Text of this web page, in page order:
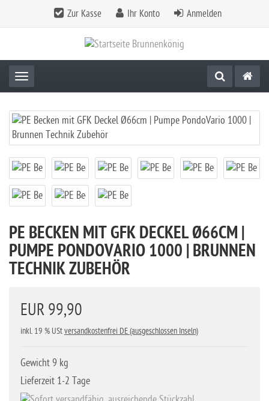
Zur Kasse Ihr Konto Anmelden
Toggle navigation
PE BECKEN MIT GFK DECKEL Ø66CM |
PUMPE PONDOVARIO 1000 | BRUNNEN
TECHNIK ZUBEHÖR
EUR 99,90
inkl. 19 % UStversandkostenfrei DE (ausgeschlossen Inseln)
Gewicht 9 kg
Lieferzeit 1-2 Tage